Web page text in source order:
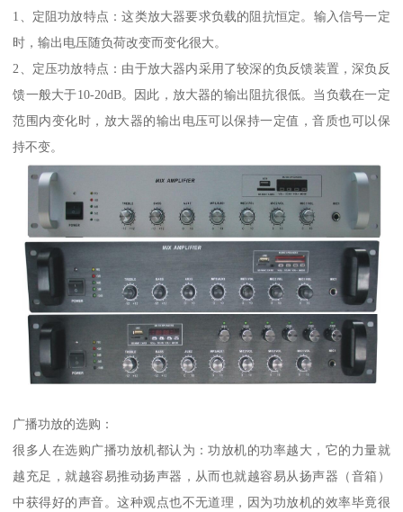
1、定阻功放特点：这类放大器要求负载的阻抗恒定。输入信号一定
时，输出电压随负荷改变而变化很大。
2、定压功放特点：由于放大器内采用了较深的负反馈装置，深负反
馈一般大于10-20dB。因此，放大器的输出阻抗很低。当负载在一定
范围内变化时，放大器的输出电压可以保持一定值，音质也可以保
持不变。
广播功放的选购：
很多人在选购广播功放机都认为：功放机的功率越大，它的力量就
越充足，就越容易推动扬声器，从而也就越容易从扬声器（音箱）
中获得好的声音。这种观点也不无道理，因为功放机的效率毕竟很